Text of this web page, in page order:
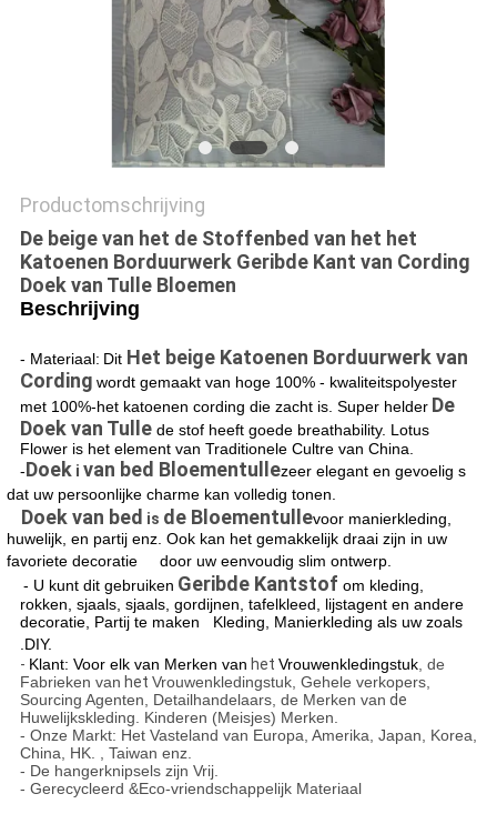
Productomschrijving
De beige van het de Stoffenbed van het het
Katoenen Borduurwerk Geribde Kant van Cording
Doek van Tulle Bloemen
Beschrijving
- Materiaal: Dit Het beige Katoenen Borduurwerk van
Cording wordt gemaakt van hoge 100% - kwaliteitspolyester
met 100%-het katoenen cording die zacht is. Super helder De
Doek van Tulle de stof heeft goede breathability. Lotus
Flower is het element van Traditionele Cultre van China.
-Doeki van bed Bloementullezeer elegant en gevoelig s
dat uw persoonlijke charme kan volledig tonen.
Doek van bed is de Bloementullevoor manierkleding,
huwelijk, en partij enz. Ook kan het gemakkelijk draai zijn in uw
favoriete decoratie door uw eenvoudig slim ontwerp.
- U kunt dit gebruiken Geribde Kantstof om kleding,
rokken, sjaals, sjaals, gordijnen, tafelkleed, lijstagent en andere
decoratie, Partij te maken Kleding, Manierkleding als uw zoals
.DIY.
- Klant: Voor elk van Merken van het Vrouwenkledingstuk, de
Fabrieken van het Vrouwenkledingstuk, Gehele verkopers,
Sourcing Agenten, Detailhandelaars, de Merken van de
Huwelijkskleding. Kinderen (Meisjes) Merken.
- Onze Markt: Het Vasteland van Europa, Amerika, Japan, Korea,
China, HK. , Taiwan enz.
- De hangerknipsels zijn Vrij.
- Gerecycleerd &Eco-vriendschappelijk Materiaal